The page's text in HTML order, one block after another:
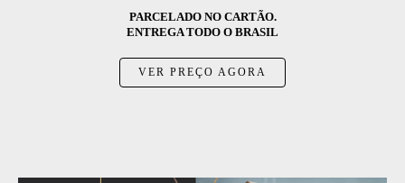
PARCELADO NO CARTÃO.
ENTREGA TODO O BRASIL
VER PREÇO AGORA